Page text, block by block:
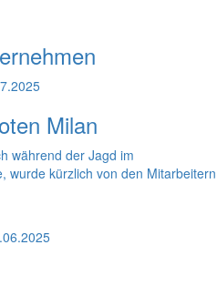
Milan
während der Jagd im
wurde kürzlich von den Mitarbeitern